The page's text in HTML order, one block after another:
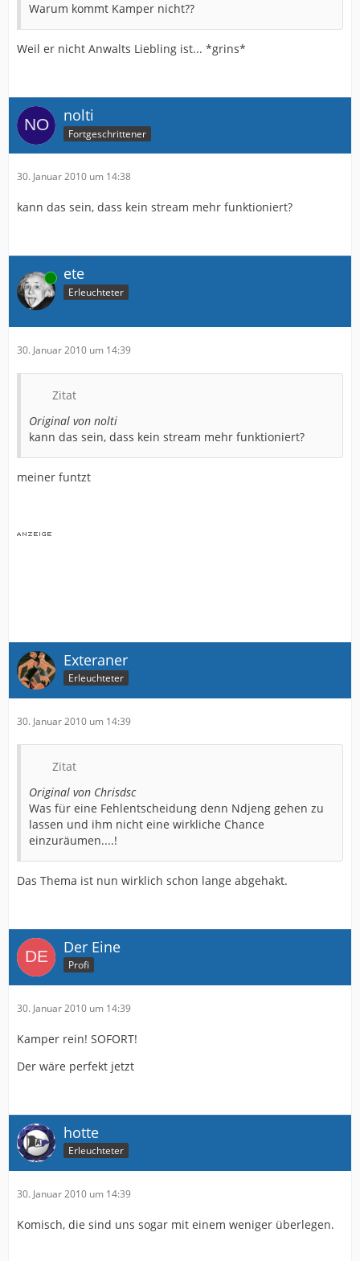
Warum kommt Kamper nicht??
Weil er nicht Anwalts Liebling ist... *grins*
nolti
Fortgeschrittener
30. Januar 2010 um 14:38
kann das sein, dass kein stream mehr funktioniert?
Online ete
Erleuchteter
30. Januar 2010 um 14:39
Zitat
Original von nolti
kann das sein, dass kein stream mehr funktioniert?
meiner funtzt
Exteraner
Erleuchteter
30. Januar 2010 um 14:39
Zitat
Original von Chrisdsc
Was für eine Fehlentscheidung denn Ndjeng gehen zu
lassen und ihm nicht eine wirkliche Chance
einzuräumen....!
Das Thema ist nun wirklich schon lange abgehakt.
Der Eine
Profi
30. Januar 2010 um 14:39
Kamper rein! SOFORT!
Der wäre perfekt jetzt
hotte
Erleuchteter
30. Januar 2010 um 14:39
Komisch, die sind uns sogar mit einem weniger überlegen.